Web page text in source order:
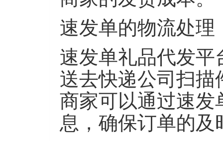
速发单的物流处理
速发单礼品代发
送去快递公司扫
商家可以通过速发
息，确保订单的